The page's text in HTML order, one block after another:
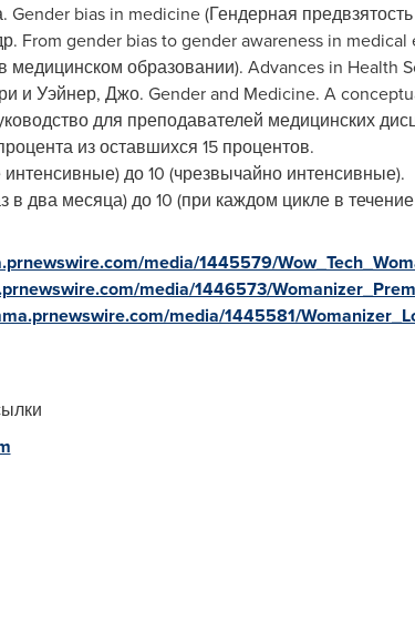
Gender bias in medicine (Гендерная
From gender bias to gender awareness in
медицинском образовании). Advances in Health
и Уэйнер, Джо. Gender and Medicine. A
для преподавателей медицинских
из оставшихся 15 процентов.
до 10 (чрезвычайно интенсивные).
в два месяца) до 10 (при каждом цикле в
media/1445579/
media/1446573/
media/1445581/